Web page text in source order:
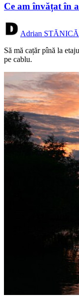
Ce am învățat în
Adrian STĂNICĂ
Să mă cațăr pînă la
pe cablu.